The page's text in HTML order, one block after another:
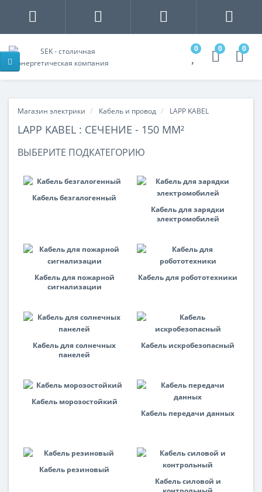
0 0 0
Магазин электрики Кабель и провод LAPP KABEL
LAPP KABEL : СЕЧЕНИЕ - 150 ММ²
ВЫБЕРИТЕ ПОДКАТЕГОРИЮ
Кабель безгалогенный
Кабель для зарядки
электромобилей
Кабель для пожарной
сигнализации
Кабель для робототехники
Кабель для солнечных
панелей
Кабель искробезопасный
Кабель морозостойкий
Кабель передачи данных
Кабель резиновый
Кабель силовой и